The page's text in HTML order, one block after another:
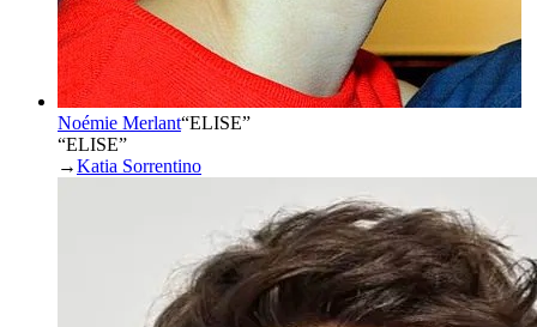
Noémie Merlant“ELISE”
“ELISE”
→Katia Sorrentino